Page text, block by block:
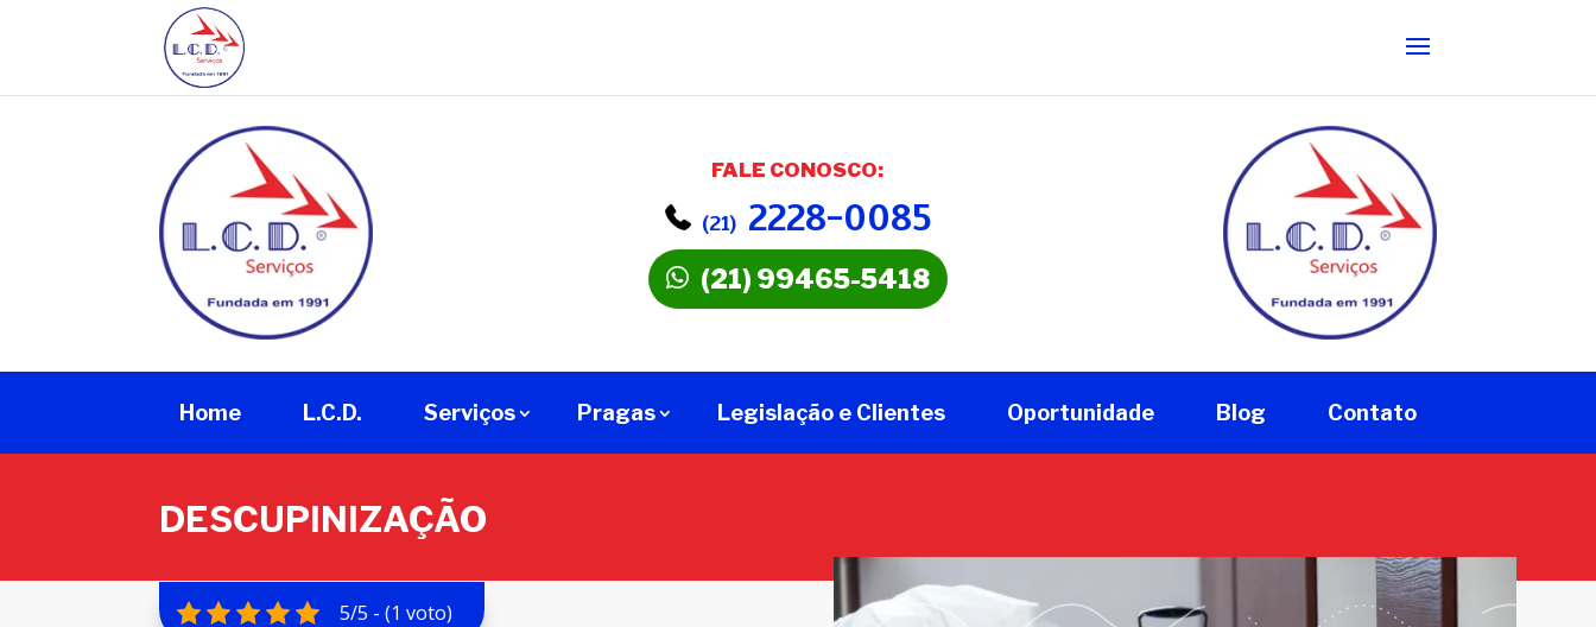
FALE CONOSCO:
(21) 2228-0085
(21) 99465-5418
Home L.C.D. Serviços Pragas Legislação e Clientes Oportunidade Blog Contato
DESCUPINIZAÇÃO
5/5 - (1 voto)